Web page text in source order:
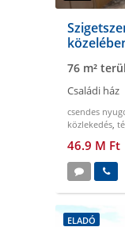
76 m²
Családi ház
csendes
közlekedés,
46.9 M Ft
ELADÓ